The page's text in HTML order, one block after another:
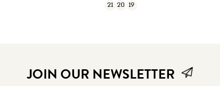
19
20
21
JOIN OUR NEWSLETTER